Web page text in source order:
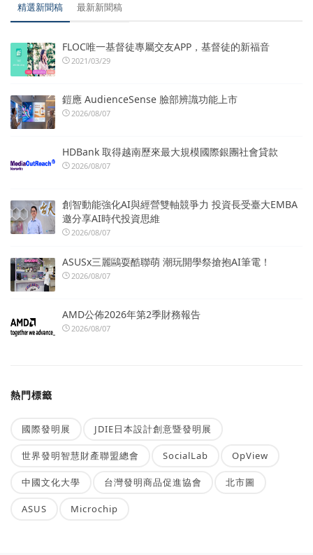
精選新聞稿 最新新聞稿
FLOC唯一基督徒專屬交友APP，基督徒的新福音
2021/03/29
鎧應 AudienceSense 臉部辨識功能上市
2026/08/07
HDBank 取得越南歷來最大規模國際銀團社會貸款
2026/08/07
創智動能強化AI與經營雙軸競爭力 投資長受臺大EMBA
邀分享AI時代投資思維
2026/08/07
ASUSx三麗鷗耍酷聯萌 潮玩開學祭搶抱AI筆電！
2026/08/07
AMD公佈2026年第2季財務報告
2026/08/07
熱門標籤
國際發明展 JDIE日本設計創意暨發明展
世界發明智慧財產聯盟總會 SocialLab OpView
中國文化大學 台灣發明商品促進協會 北市圖
ASUS Microchip